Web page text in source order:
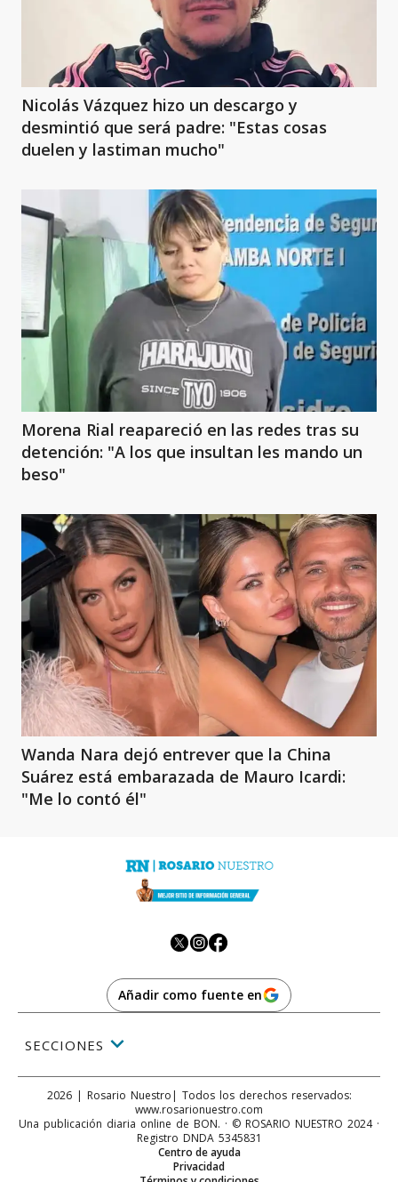
Nicolás Vázquez hizo un descargo y
desmintió que será padre: "Estas cosas
duelen y lastiman mucho"
Morena Rial reapareció en las redes tras su
detención: "A los que insultan les mando un
beso"
Wanda Nara dejó entrever que la China
Suárez está embarazada de Mauro Icardi:
"Me lo contó él"
Añadir como fuente en
SECCIONES
2026| Rosario Nuestro | Todos los derechos reservados:
www.rosarionuestro.com
Una publicación diaria online de BON. · © ROSARIO NUESTRO 2024 ·
Registro DNDA 5345831
Privacidad
Centro de ayuda